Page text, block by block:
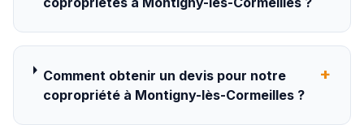
Comment obtenir un devis pour notre
copropriété à Montigny-lès-Cormeilles ?
+